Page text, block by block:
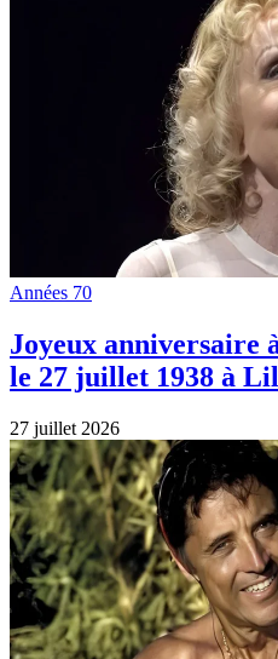
Années 70
Joyeux anniversaire
le 27 juillet 1938 à
27 juillet 2026